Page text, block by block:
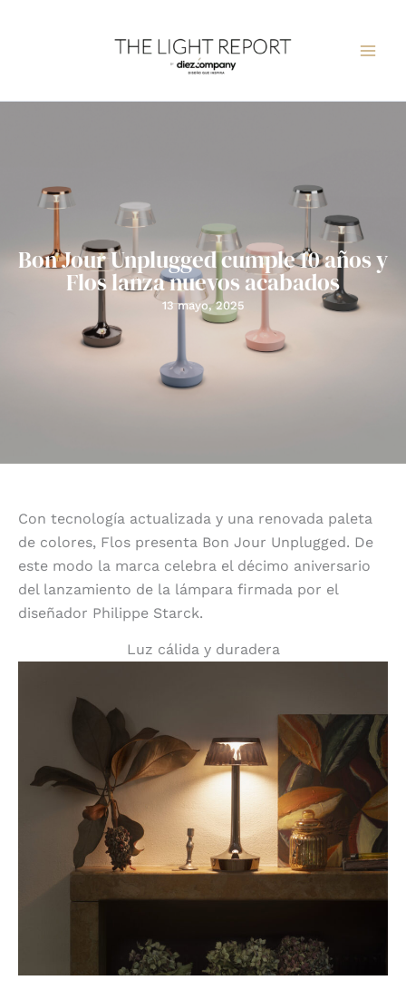
Bon Jour Unplugged cumple 10 años y
Flos lanza nuevos acabados
13 mayo, 2025
Con tecnología actualizada y una renovada paleta
de colores, Flos presenta Bon Jour Unplugged. De
este modo la marca celebra el décimo aniversario
del lanzamiento de la lámpara firmada por el
diseñador Philippe Starck.
Luz cálida y duradera